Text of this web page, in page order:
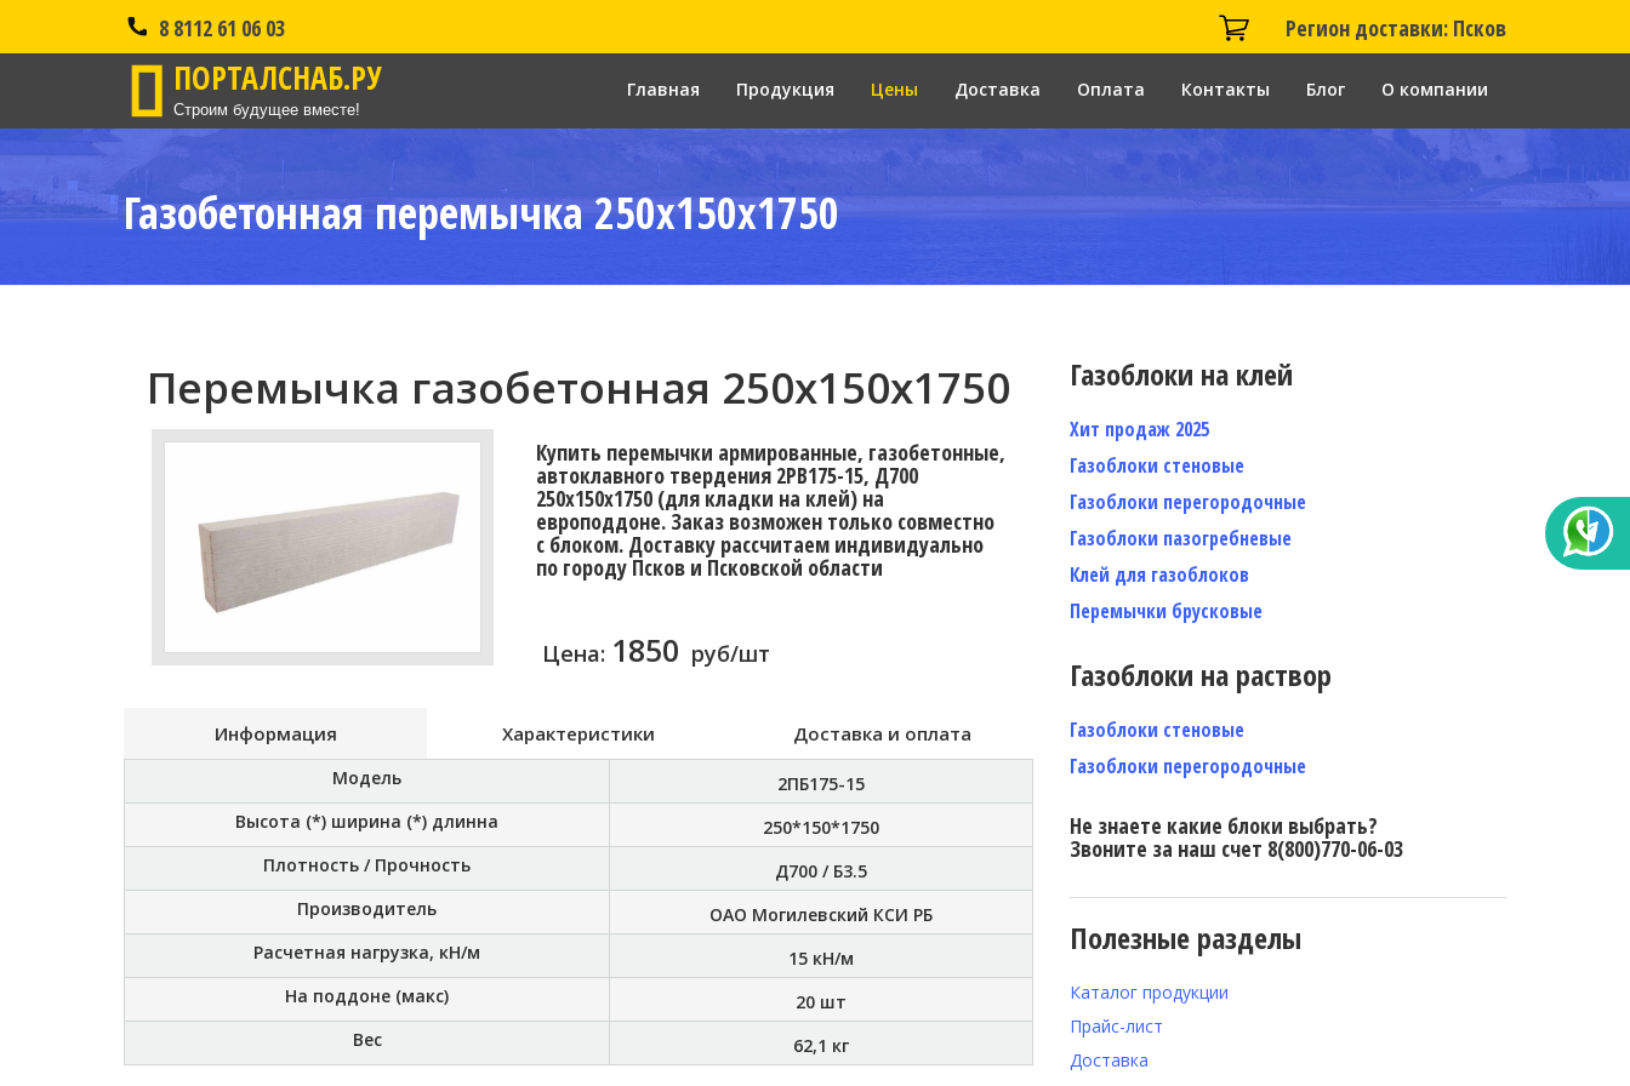
8 8112 61 06 03 Регион доставки: Псков
ПОРТАЛСНАБ.РУ
Строим будущее вместе!
Главная Продукция Цены Доставка Оплата Контакты Блог О компании
Газобетонная перемычка 250x150x1750
Перемычка газобетонная 250x150x1750
Купить перемычки армированные, газобетонные,
автоклавного твердения 2PB175-15, Д700
250х150х1750 (для кладки на клей) на
европоддоне. Заказ возможен только совместно
с блоком. Доставку расcчитаем индивидуально
по городу Псков и Псковской области
Цена: 1850 руб/шт
Информация Характеристики Доставка и оплата
Модель
2ПБ175-15
Высота (*) ширина (*) длинна
250*150*1750
Плотность / Прочность
Д700 / Б3.5
Производитель
ОАО Могилевский КСИ РБ
Расчетная нагрузка, кН/м
15 кН/м
На поддоне (макс)
20 шт
Вес
62,1 кг
Газоблоки на клей
Хит продаж 2025
Газоблоки стеновые
Газоблоки перегородочные
Газоблоки пазогребневые
Клей для газоблоков
Перемычки брусковые
Газоблоки на раствор
Газоблоки стеновые
Газоблоки перегородочные
Не знаете какие блоки выбрать?
Звоните за наш счет 8(800)770-06-03
Полезные разделы
Каталог продукции
Прайс-лист
Доставка